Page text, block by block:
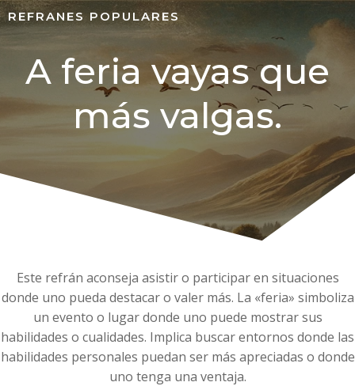
REFRANES POPULARES
A feria vayas que
más valgas.
Este refrán aconseja asistir o participar en situaciones
donde uno pueda destacar o valer más. La «feria» simboliza
un evento o lugar donde uno puede mostrar sus
habilidades o cualidades. Implica buscar entornos donde las
habilidades personales puedan ser más apreciadas o donde
uno tenga una ventaja.